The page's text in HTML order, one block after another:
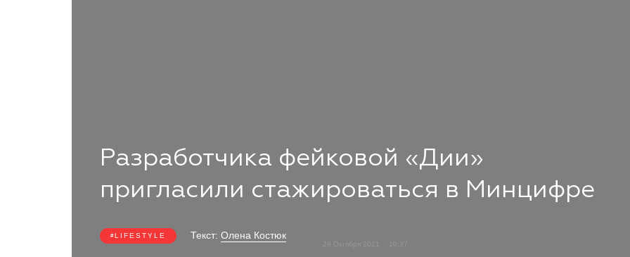
Разработчика фейковой «Дии»
пригласили стажироваться в Минцифре
LIFESTYLE Текст: Олена Костюк
29 Октября 2021 10:37